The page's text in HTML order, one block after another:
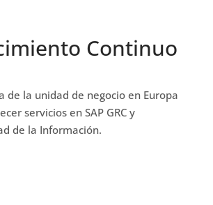
Continuo
de la unidad de negocio en Europa
servicios en SAP GRC y
de la Información.